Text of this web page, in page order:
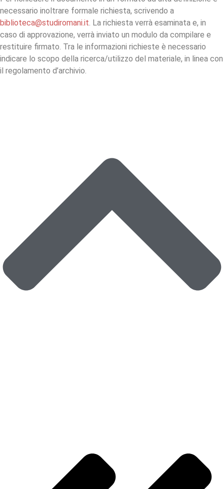
necessario inoltrare formale richiesta, scrivendo a
biblioteca@studiromani.it. La richiesta verrà esaminata e, in
caso di approvazione, verrà inviato un modulo da compilare e
restituire firmato. Tra le informazioni richieste è necessario
indicare lo scopo della ricerca/utilizzo del materiale, in linea con
il regolamento d’archivio.